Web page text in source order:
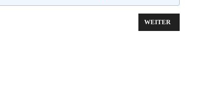
IMPRESSIONISMUS NÄCHSTER
WEITER